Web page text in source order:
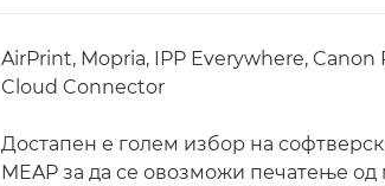
AirPrint, Mopria, IPP Everywhere,
Cloud Connector
Достапен е голем избор на
MEAP за да се овозможи печатење